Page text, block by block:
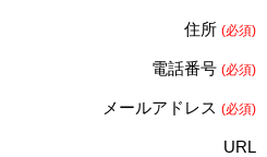
住所 (必須)
電話番号 (必須)
メールアドレス (必須)
URL